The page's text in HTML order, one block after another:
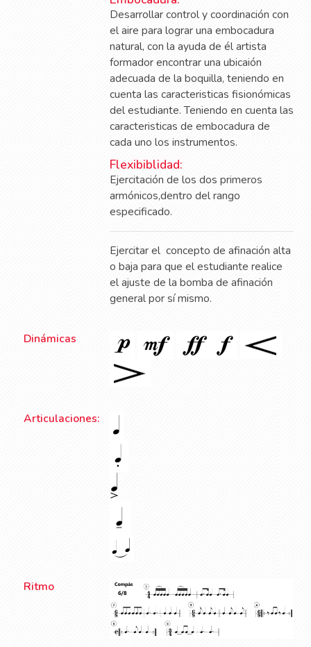
Desarrollar control y coordinación con
el aire para lograr una embocadura
natural, con la ayuda de él artista
formador encontrar una ubicaión
adecuada de la boquilla, teniendo en
cuenta las caracteristicas fisionómicas
del estudiante. Teniendo en cuenta las
caracteristicas de embocadura de
cada uno los instrumentos.
Flexibiblidad:
Ejercitación de los dos primeros
armónicos,dentro del rango
especificado.
Ejercitar el concepto de afinación alta
o baja para que el estudiante realice
el ajuste de la bomba de afinación
general por sí mismo.
Dinámicas
Articulaciones:
Ritmo